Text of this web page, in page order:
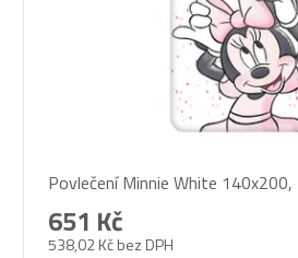
Povlečení Minnie White
538,02 Kč bez DPH
651 Kč